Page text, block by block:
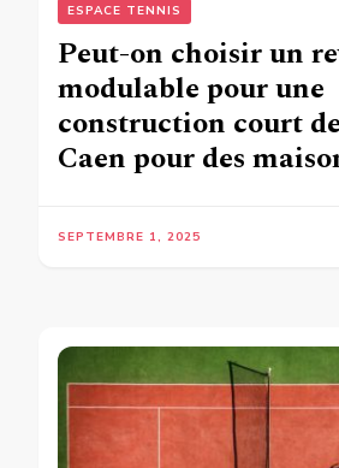
ESPACE TENNIS
Peut-on choisir un
modulable pour une
construction court
Caen pour des
SEPTEMBRE 1, 2025